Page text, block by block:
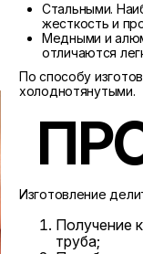
Стальными.
жесткость и
Медными и
отличаются
По способу
холоднотянутыми.
Изготовление
Получение
труба;